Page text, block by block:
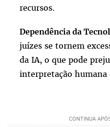
recursos.
Dependência da
juízes se tornem
da IA, o que pode
interpretação humana